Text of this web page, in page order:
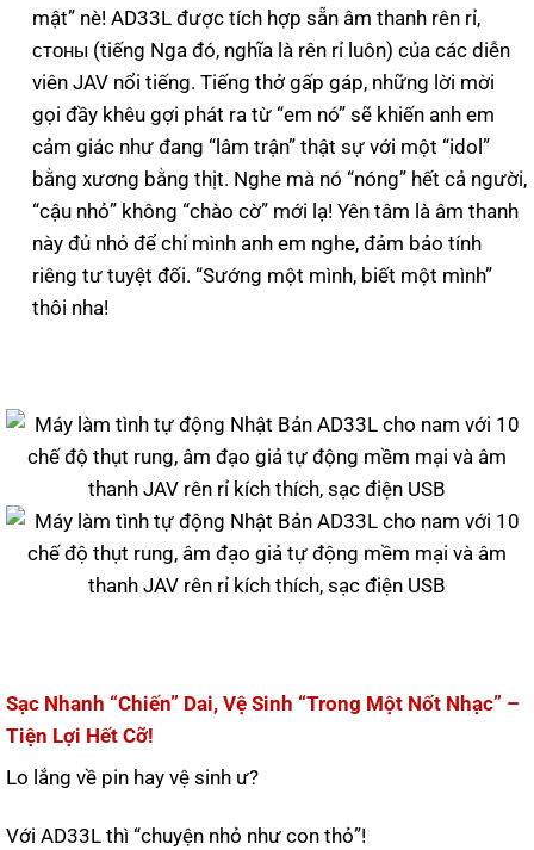
mật” nè! AD33L được tích hợp sẵn âm thanh rên rỉ,
стоны (tiếng Nga đó, nghĩa là rên rỉ luôn) của các diễn
viên JAV nổi tiếng. Tiếng thở gấp gáp, những lời mời
gọi đầy khêu gợi phát ra từ “em nó” sẽ khiến anh em
cảm giác như đang “lâm trận” thật sự với một “idol”
bằng xương bằng thịt. Nghe mà nó “nóng” hết cả người,
“cậu nhỏ” không “chào cờ” mới lạ! Yên tâm là âm thanh
này đủ nhỏ để chỉ mình anh em nghe, đảm bảo tính
riêng tư tuyệt đối. “Sướng một mình, biết một mình”
thôi nha!
Sạc Nhanh “Chiến” Dai, Vệ Sinh “Trong Một Nốt Nhạc” –
Tiện Lợi Hết Cỡ!
Lo lắng về pin hay vệ sinh ư?
Với AD33L thì “chuyện nhỏ như con thỏ”!